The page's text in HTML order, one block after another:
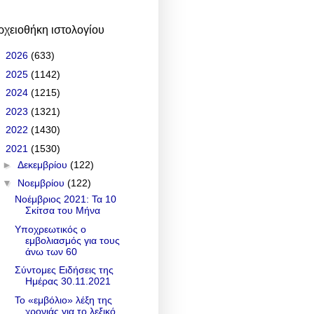
ιστολογίου
2026 (633)
2025 (1142)
2024 (1215)
2023 (1321)
2022 (1430)
2021 (1530)
► Δεκεμβρίου (122)
▼ Νοεμβρίου (122)
Νοέμβριος 2021: Τα 10
Σκίτσα του Μήνα
Υποχρεωτικός ο
εμβολιασμός για τους
άνω των 60
Σύντομες Ειδήσεις της
Ημέρας 30.11.2021
Το «εμβόλιο» λέξη της
χρονιάς για το λεξικό